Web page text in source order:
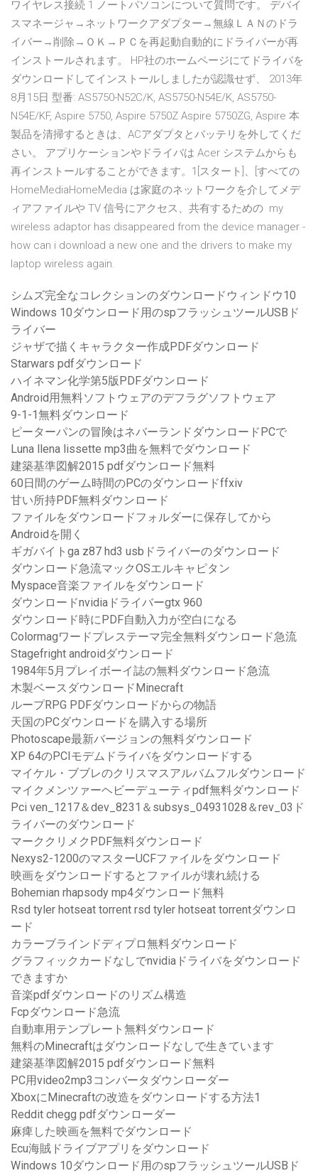
ワイヤレス接続 1 ノートパソコンについて質問です。 デバイ
スマネージャ→ネットワークアダプター→無線ＬＡＮのドラ
イバー→削除→ＯＫ→ＰＣを再起動自動的にドライバーが再
インストールされます。 HP社のホームページにてドライバを
ダウンロードしてインストールしましたが認識せず、 2013年
8月15日 型番: AS5750-N52C/K, AS5750-N54E/K, AS5750-
N54E/KF, Aspire 5750, Aspire 5750Z Aspire 5750ZG, Aspire 本
製品を清掃するときは、ACアダプタとバッテリを外してくだ
さい。 アプリケーションやドライバは Acer システムからも
再インストールすることができます。1[スタート]、[すべての
HomeMediaHomeMedia は家庭のネットワークを介してメデ
ィアファイルや TV 信号にアクセス、共有するための my
wireless adaptor has disappeared from the device manager -
how can i download a new one and the drivers to make my
laptop wireless again.
シムズ完全なコレクションのダウンロードウィンドウ10
Windows 10ダウンロード用のspフラッシュツールUSBド
ライバー
ジャザで描くキャラクター作成PDFダウンロード
Starwars pdfダウンロード
ハイネマン化学第5版PDFダウンロード
Android用無料ソフトウェアのデフラグソフトウェア
9-1-1無料ダウンロード
ピーターパンの冒険はネバーランドダウンロードPCで
Luna llena lissette mp3曲を無料でダウンロード
建築基準図解2015 pdfダウンロード無料
60日間のゲーム時間のPCのダウンロードffxiv
甘い所持PDF無料ダウンロード
ファイルをダウンロードフォルダーに保存してから
Androidを開く
ギガバイトga z87 hd3 usbドライバーのダウンロード
ダウンロード急流マックOSエルキャピタン
Myspace音楽ファイルをダウンロード
ダウンロードnvidiaドライバーgtx 960
ダウンロード時にPDF自動入力が空白になる
Colormagワードプレステーマ完全無料ダウンロード急流
Stagefright androidダウンロード
1984年5月プレイボーイ誌の無料ダウンロード急流
木製ベースダウンロードMinecraft
ループRPG PDFダウンロードからの物語
天国のPCダウンロードを購入する場所
Photoscape最新バージョンの無料ダウンロード
XP 64のPCIモデムドライバをダウンロードする
マイケル・ブブレのクリスマスアルバムフルダウンロード
マイクメンツァーヘビーデューティpdf無料ダウンロード
Pci ven_1217＆dev_8231＆subsys_04931028＆rev_03ド
ライバーのダウンロード
マーククリメクPDF無料ダウンロード
Nexys2-1200のマスターUCFファイルをダウンロード
映画をダウンロードするとファイルが壊れ続ける
Bohemian rhapsody mp4ダウンロード無料
Rsd tyler hotseat torrent rsd tyler hotseat torrentダウンロ
ード
カラーブラインドディプロ無料ダウンロード
グラフィックカードなしでnvidiaドライバをダウンロード
できますか
音楽pdfダウンロードのリズム構造
Fcpダウンロード急流
自動車用テンプレート無料ダウンロード
無料のMinecraftはダウンロードなしで生きています
建築基準図解2015 pdfダウンロード無料
PC用video2mp3コンバータダウンローダー
XboxにMinecraftの改造をダウンロードする方法1
Reddit chegg pdfダウンローダー
麻痺した映画を無料でダウンロード
Ecu海賊ドライブアプリをダウンロード
Windows 10ダウンロード用のspフラッシュツールUSBド